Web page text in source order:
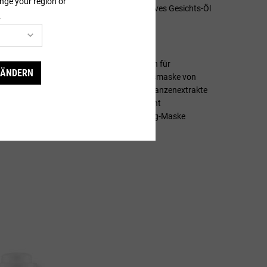
ein Reinigungsgel oder ein intensives Gesichts-Öl
die beste Ingwer-Pflege für Dich.
Maskist für alle Hauttypen geeignet, auch für
samtige Textur der straffenden Gesichtsmaske von
glätten. Dafür sorgen die enthaltenen Pflanzenextrakte
und Hibiskus, welche die Haut über Nacht
einer gewissen Zeit kann die Anti-Aging-Maske